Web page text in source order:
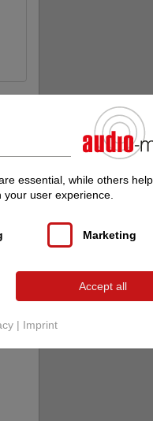
die
essential, while others
user experience.
| Imprint
Marketing
Accept all